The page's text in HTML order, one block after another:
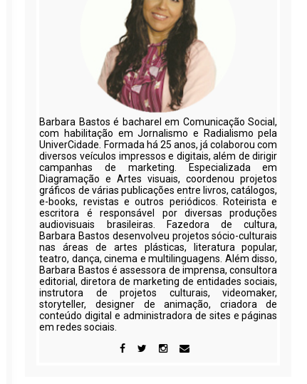
Barbara Bastos é bacharel em Comunicação Social,
com habilitação em Jornalismo e Radialismo pela
UniverCidade. Formada há 25 anos, já colaborou com
diversos veículos impressos e digitais, além de dirigir
campanhas de marketing. Especializada em
Diagramação e Artes visuais, coordenou projetos
gráficos de várias publicações entre livros, catálogos,
e-books, revistas e outros periódicos. Roteirista e
escritora é responsável por diversas produções
audiovisuais brasileiras. Fazedora de cultura,
Barbara Bastos desenvolveu projetos sócio-culturais
nas áreas de artes plásticas, literatura popular,
teatro, dança, cinema e multilinguagens. Além disso,
Barbara Bastos é assessora de imprensa, consultora
editorial, diretora de marketing de entidades sociais,
instrutora de projetos culturais, videomaker,
storyteller, designer de animação, criadora de
conteúdo digital e administradora de sites e páginas
em redes sociais.